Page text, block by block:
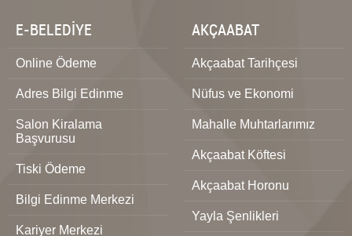
E-BELEDİYE
Online Ödeme
Adres Bilgi Edinme
Salon Kiralama
Başvurusu
Tiski Ödeme
Bilgi Edinme Merkezi
Kariyer Merkezi
AKÇAABAT
Akçaabat Tarihçesi
Nüfus ve Ekonomi
Mahalle Muhtarlarımız
Akçaabat Köftesi
Akçaabat Horonu
Yayla Şenlikleri